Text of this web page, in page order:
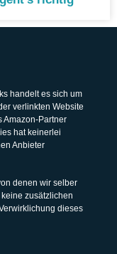
handelt es sich um
verlinkten Website
Amazon-Partner
hat keinerlei
Anbieter
denen wir selber
zusätzlichen
dieses